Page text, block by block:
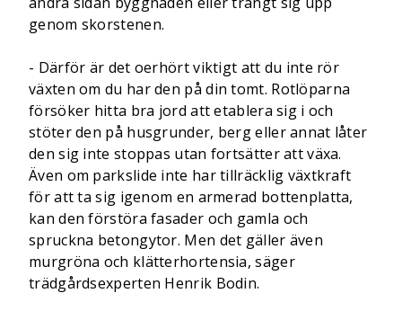
genom skorstenen.
- Därför är det oerhört viktigt att du inte rör
växten om du har den på din tomt. Rotlöparna
försöker hitta bra jord att etablera sig i och
stöter den på husgrunder, berg eller annat låter
den sig inte stoppas utan fortsätter att växa.
Även om parkslide inte har tillräcklig växtkraft
för att ta sig igenom en armerad bottenplatta,
kan den förstöra fasader och gamla och
spruckna betongytor. Men det gäller även
murgröna och klätterhortensia, säger
trädgårdsexperten Henrik Bodin.